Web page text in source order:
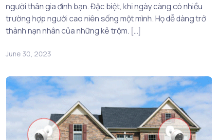
người thân gia đình bạn. Đặc biệt, khi ngày càng có nhiều
trường hợp người cao niên sống một mình. Họ dễ dàng trở
thành nạn nhân của những kẻ trộm. […]
June 30, 2023